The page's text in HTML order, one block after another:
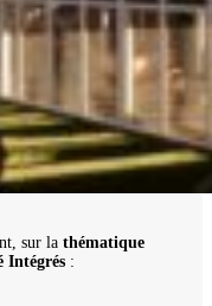
sur la thématique
Intégrés :